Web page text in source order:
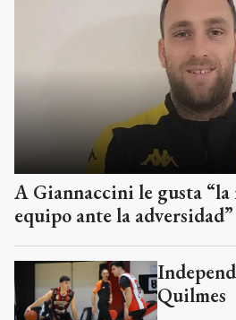
A Giannaccini le gusta “la
equipo ante la adversidad”
Quilmes